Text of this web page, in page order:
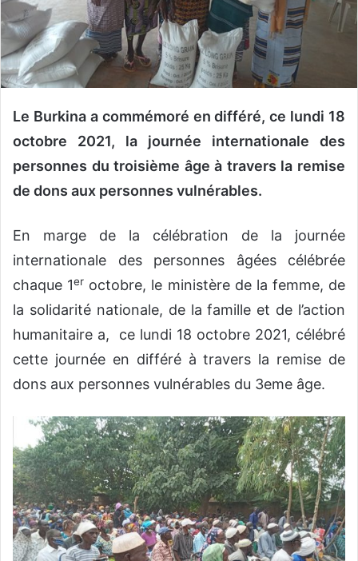
r
r
i
e
Le Burkina a commémoré en différé, ce lundi 18
octobre 2021, la journée internationale des
personnes du troisième âge à travers la remise
de dons aux personnes vulnérables.
En marge de la célébration de la journée
internationale des personnes âgées célébrée
chaque 1er octobre, le ministère de la femme, de
la solidarité nationale, de la famille et de l’action
humanitaire a, ce lundi 18 octobre 2021, célébré
cette journée en différé à travers la remise de
dons aux personnes vulnérables du 3eme âge.